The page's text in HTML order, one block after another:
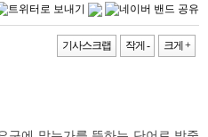
기사스크랩 작게 - 크게 +